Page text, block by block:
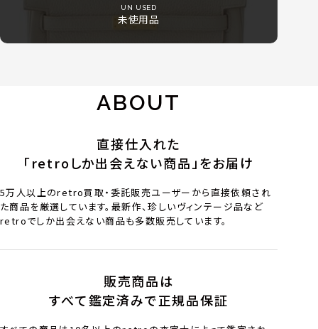
UN USED
未使用品
ABOUT
直接仕入れた
「retroしか出会えない商品」をお届け
5万人以上のretro買取・委託販売ユーザーから直接依頼され
た商品を厳選しています。最新作、珍しいヴィンテージ品など
retroでしか出会えない商品も多数販売しています。
販売商品は
すべて鑑定済みで正規品保証